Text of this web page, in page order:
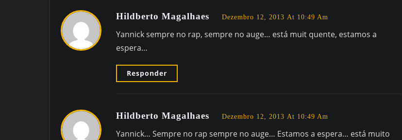
Hildberto Magalhaes Dezembro 12, 2013 At 10:49 Am
Yannick sempre no rap, sempre no auge… está muit quente, estamos a
espera…
Responder
Hildberto Magalhaes Dezembro 12, 2013 At 10:49 Am
Yannick… Sempre no rap sempre no auge… Estamos a espera… está muito